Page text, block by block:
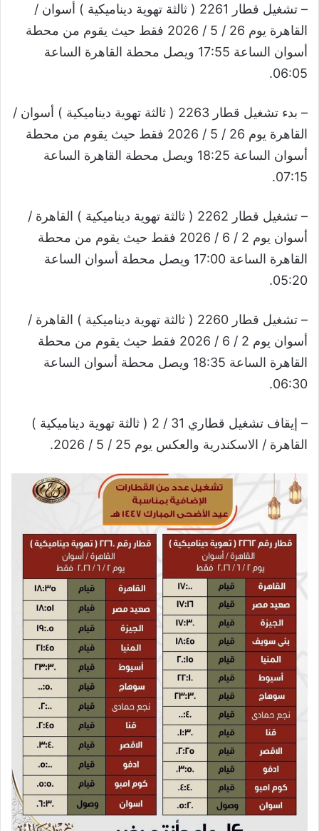
– تشغيل قطار 2261 ( ثالثة تهوية ديناميكية ) أسوان /
القاهرة يوم 26 / 5 / 2026 فقط حيث يقوم من محطة
أسوان الساعة 17:55 ويصل محطة القاهرة الساعة
06:05.
– بدء تشغيل قطار 2263 ( ثالثة تهوية ديناميكية ) أسوان /
القاهرة يوم 26 / 5 / 2026 فقط حيث يقوم من محطة
أسوان الساعة 18:25 ويصل محطة القاهرة الساعة
07:15.
– تشغيل قطار 2262 ( ثالثة تهوية ديناميكية ) القاهرة /
أسوان يوم 2 / 6 / 2026 فقط حيث يقوم من محطة
القاهرة الساعة 17:00 ويصل محطة أسوان الساعة
05:20.
– تشغيل قطار 2260 ( ثالثة تهوية ديناميكية ) القاهرة /
أسوان يوم 2 / 6 / 2026 فقط حيث يقوم من محطة
القاهرة الساعة 18:35 ويصل محطة أسوان الساعة
06:30.
– إيقاف تشغيل قطاري 31 / 2 ( ثالثة تهوية ديناميكية )
القاهرة / الاسكندرية والعكس يوم 25 / 5 / 2026.